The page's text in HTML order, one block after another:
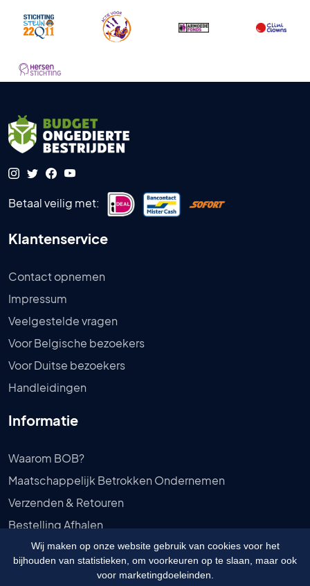
Wij maken op onze website gebruik van cookies voor het
bijhouden van statistieken, om voorkeuren op te slaan, maar ook
voor marketingdoeleinden.
Betaal veilig met:
Klantenservice
Contact opnemen
Impressum
Veelgestelde vragen
Voor Belgische bezoekers
Voor Duitse bezoekers
Handleidingen
Informatie
Waarom BOB?
Maatschappelijk Betrokken Ondernemen
Verzenden & Retouren
Bestelling Afhalen
Privébeleid
Algemene voorwaarden